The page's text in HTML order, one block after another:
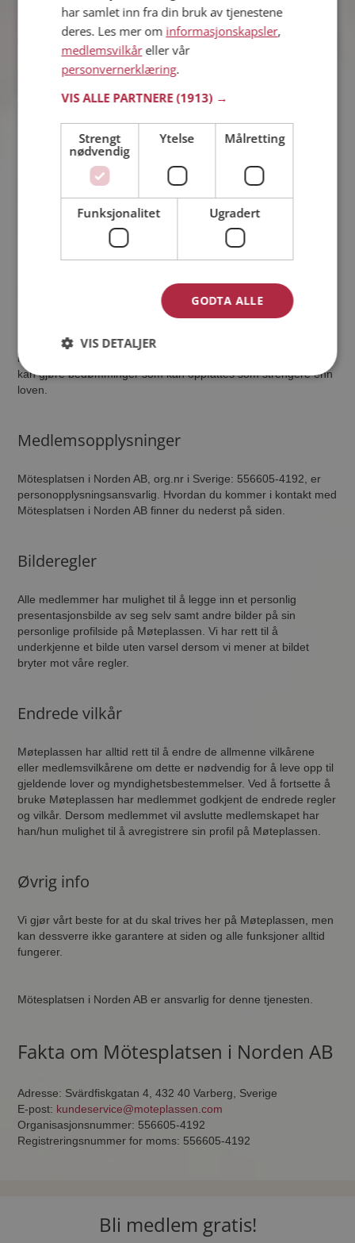
På Møteplassen er det norsk lov som gjelder. Vi godtar ikke
brudd på norsk lov, eller oppfordring til brudd på loven.
Herunder hører brudd på personvernet, ærekrenkelser,
spredning av utuktig eller pornografisk innhold og datavirus.
straffeloven, personopplysningsloven, åndsverksloven og
Informasjon som er opphavsrettsbeskyttet kan ikke publiseres
uten samtykke fra rettighetshaveren. Møteplassen kan heller
ikke brukes til å tilby eller etterspørre seksuelle tjenester,
markedsføre kommersielle tjenester, pyramidespill eller
internettabonnement eller politianmeldelse.
Det kreves ikke et lovbrudd for at Møteplassen skal kunne gripe
inn med f.eks. advarsel eller sletting av profilen. Møteplassen
kan gjøre bedømminger som kan oppfattes som strengere enn
loven.
Medlemsopplysninger
Mötesplatsen i Norden AB, org.nr i Sverige: 556605-4192, er
personopplysningsansvarlig. Hvordan du kommer i kontakt med
Mötesplatsen i Norden AB finner du nederst på siden.
Bilderegler
Alle medlemmer har mulighet til å legge inn et personlig
presentasjonsbilde av seg selv samt andre bilder på sin
personlige profilside på Møteplassen. Vi har rett til å
underkjenne et bilde uten varsel dersom vi mener at bildet
bryter mot våre regler.
Endrede vilkår
Møteplassen har alltid rett til å endre de allmenne vilkårene
eller medlemsvilkårene om dette er nødvendig for å leve opp til
gjeldende lover og myndighetsbestemmelser. Ved å fortsette å
bruke Møteplassen har medlemmet godkjent de endrede regler
og vilkår. Dersom medlemmet vil avslutte medlemskapet har
han/hun mulighet til å avregistrere sin profil på Møteplassen.
Øvrig info
Vi gjør vårt beste for at du skal trives her på Møteplassen, men
kan dessverre ikke garantere at siden og alle funksjoner alltid
fungerer.
Mötesplatsen i Norden AB er ansvarlig for denne tjenesten.
Fakta om Mötesplatsen i Norden AB
Adresse: Svärdfiskgatan 4, 432 40 Varberg, Sverige
E-post: kundeservice@moteplassen.com
Organisasjonsnummer: 556605-4192
Registreringsnummer for moms: 556605-4192
Bli medlem gratis!
har samlet inn fra din bruk av tjenestene
deres. Les mer om informasjonskapsler,
medlemsvilkåreller vår
personvernerklæring.
VIS ALLE PARTNERE(1913) →
Strengt
nødvendig
Ytelse Målretting
Funksjonalitet Ugradert
GODTA ALLE
VIS DETALJER